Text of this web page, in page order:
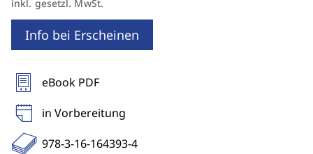
inkl. gesetzl. MwSt.
Info bei Erscheinen
eBook PDF
in Vorbereitung
978-3-16-164393-4